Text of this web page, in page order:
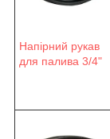
Напірний рукав
для палива 3/4"